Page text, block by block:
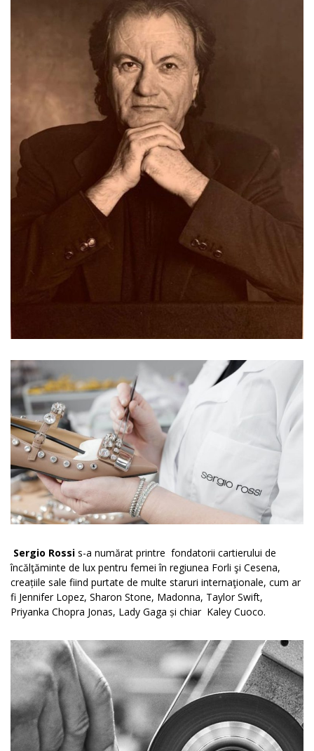
Sergio Rossi s-a numărat printre fondatorii cartierului de
încălţăminte de lux pentru femei în regiunea Forli şi Cesena,
creațiile sale fiind purtate de multe staruri internaţionale, cum ar
fi Jennifer Lopez, Sharon Stone, Madonna, Taylor Swift,
Priyanka Chopra Jonas, Lady Gaga și chiar Kaley Cuoco.